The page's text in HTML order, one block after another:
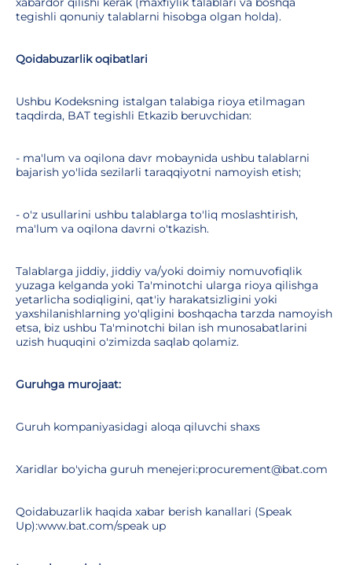
tegishli qonuniy talablarni hisobga olgan holda).
Qoidabuzarlik oqibatlari
Ushbu Kodeksning istalgan talabiga rioya etilmagan
taqdirda, BAT tegishli Etkazib beruvchidan:
- ma'lum va oqilona davr mobaynida ushbu talablarni
bajarish yo'lida sezilarli taraqqiyotni namoyish etish;
- o'z usullarini ushbu talablarga to'liq moslashtirish,
ma'lum va oqilona davrni o'tkazish.
Talablarga jiddiy, jiddiy va/yoki doimiy nomuvofiqlik
yuzaga kelganda yoki Ta'minotchi ularga rioya qilishga
yetarlicha sodiqligini, qat'iy harakatsizligini yoki
yaxshilanishlarning yo'qligini boshqacha tarzda namoyish
etsa, biz ushbu Ta'minotchi bilan ish munosabatlarini
uzish huquqini o'zimizda saqlab qolamiz.
Guruhga murojaat:
Guruh kompaniyasidagi aloqa qiluvchi shaxs
Xaridlar bo'yicha guruh menejeri:procurement@bat.com
Qoidabuzarlik haqida xabar berish kanallari (Speak
Up):www.bat.com/speak up